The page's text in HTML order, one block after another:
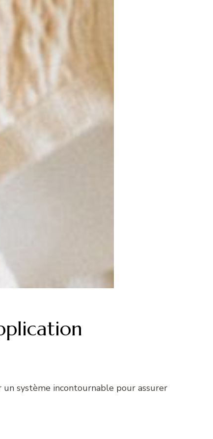
un système incontournable pour assurer